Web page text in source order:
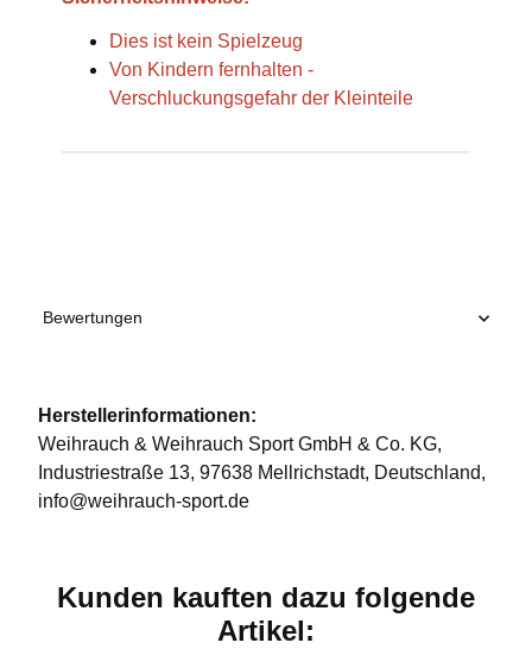
Dies ist kein Spielzeug
Von Kindern fernhalten -
Verschluckungsgefahr der Kleinteile
Bewertungen
Herstellerinformationen:
Weihrauch & Weihrauch Sport GmbH & Co. KG,
Industriestraße 13, 97638 Mellrichstadt, Deutschland,
info@weihrauch-sport.de
Kunden kauften dazu folgende
Artikel: